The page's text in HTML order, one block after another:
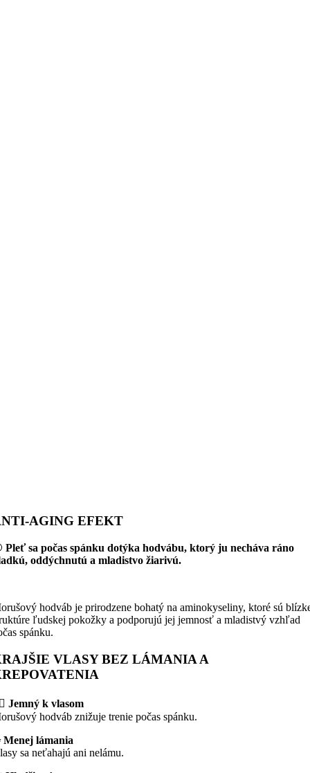
AGING EFEKT
Pleť sa počas spánku dotýka hodvábu, ktorý ju necháva ráno
oddýchnutú a mladistvo žiarivú.
hodváb je prirodzene bohatý na aminokyseliny, ktoré sú
ľudskej pokožky a podporujú jej jemnosť a mladistvý vzhľad
spánku.
VLASY BEZ LÁMANIA A
Jemný k vlasom
hodváb znižuje trenie počas spánku.
Menej lámania
sa neťahajú ani nelámu.